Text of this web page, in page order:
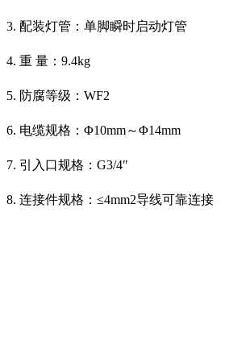
3. 配装灯管：单脚瞬时启动灯管
4. 重 量： 9.4kg
5. 防腐等级： WF2
6. 电缆规格：Φ10mm～Φ14mm
7. 引入口规格： G3/4″
8. 连接件规格：≤4mm2导线可靠连接